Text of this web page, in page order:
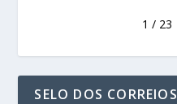
1 / 23
SELO DOS CORREIOS